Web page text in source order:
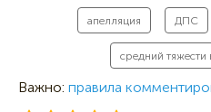
апелляция ДПС
средний
Важно: правила